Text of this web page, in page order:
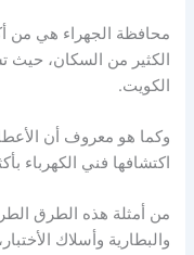
محافظة الجهراء هي من
الكويت.
وكما هو معروف أن
اكتشافها فني الكهرباء
من أمثلة هذه الطرق
والبطارية وأسلاك